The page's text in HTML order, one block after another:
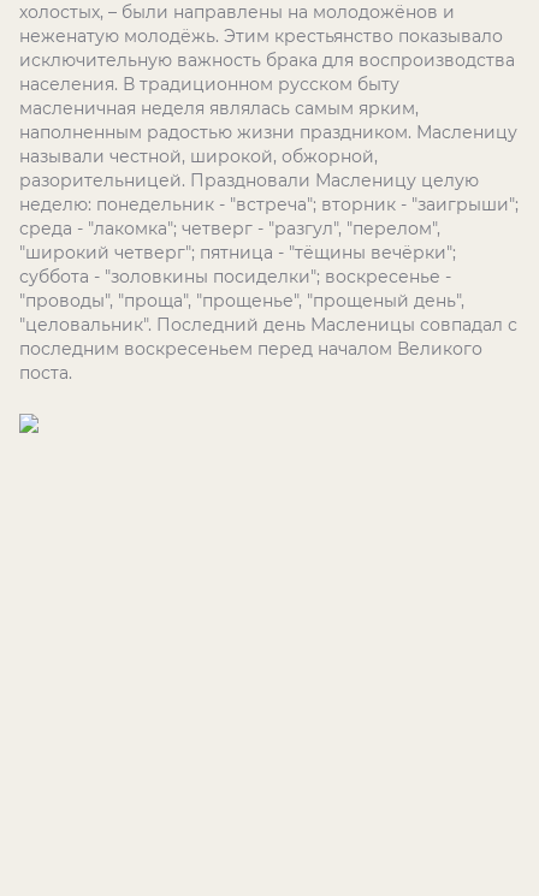
холостых, – были направлены на молодожёнов и
неженатую молодёжь. Этим крестьянство показывало
исключительную важность брака для воспроизводства
населения. В традиционном русском быту
масленичная неделя являлась самым ярким,
наполненным радостью жизни праздником. Масленицу
называли честной, широкой, обжорной,
разорительницей. Праздновали Масленицу целую
неделю: понедельник - "встреча"; вторник - "заигрыши";
среда - "лакомка"; четверг - "разгул", "перелом",
"широкий четверг"; пятница - "тёщины вечёрки";
суббота - "золовкины посиделки"; воскресенье -
"проводы", "проща", "прощенье", "прощеный день",
"целовальник". Последний день Масленицы совпадал с
последним воскресеньем перед началом Великого
поста.